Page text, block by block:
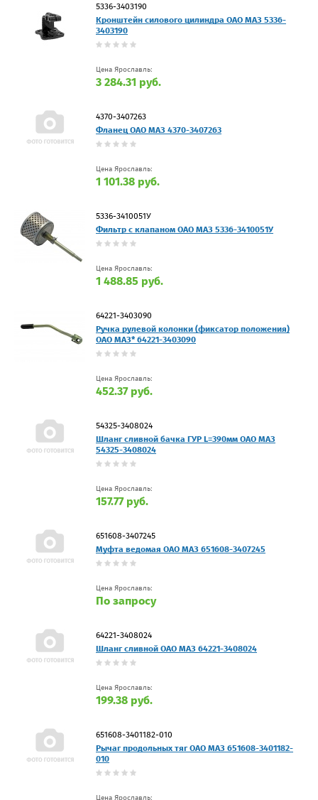
5336-3403190
Кронштейн силового цилиндра ОАО МАЗ 5336-
3403190
Цена Ярославль:
3 284.31 руб.
4370-3407263
Фланец ОАО МАЗ 4370-3407263
Цена Ярославль:
1 101.38 руб.
5336-3410051У
Фильтр с клапаном ОАО МАЗ 5336-3410051У
Цена Ярославль:
1 488.85 руб.
64221-3403090
Ручка рулевой колонки (фиксатор положения)
ОАО МАЗ* 64221-3403090
Цена Ярославль:
452.37 руб.
54325-3408024
Шланг сливной бачка ГУР L=390мм ОАО МАЗ
54325-3408024
Цена Ярославль:
157.77 руб.
651608-3407245
Муфта ведомая ОАО МАЗ 651608-3407245
Цена Ярославль:
По запросу
64221-3408024
Шланг сливной ОАО МАЗ 64221-3408024
Цена Ярославль:
199.38 руб.
651608-3401182-010
Рычаг продольных тяг ОАО МАЗ 651608-3401182-
010
Цена Ярославль: